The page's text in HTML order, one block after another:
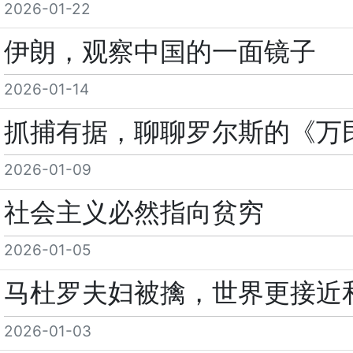
2026-01-22
伊朗，观察中国的一面镜子
2026-01-14
抓捕有据，聊聊罗尔斯的《万
2026-01-09
社会主义必然指向贫穷
2026-01-05
马杜罗夫妇被擒，世界更接近
2026-01-03